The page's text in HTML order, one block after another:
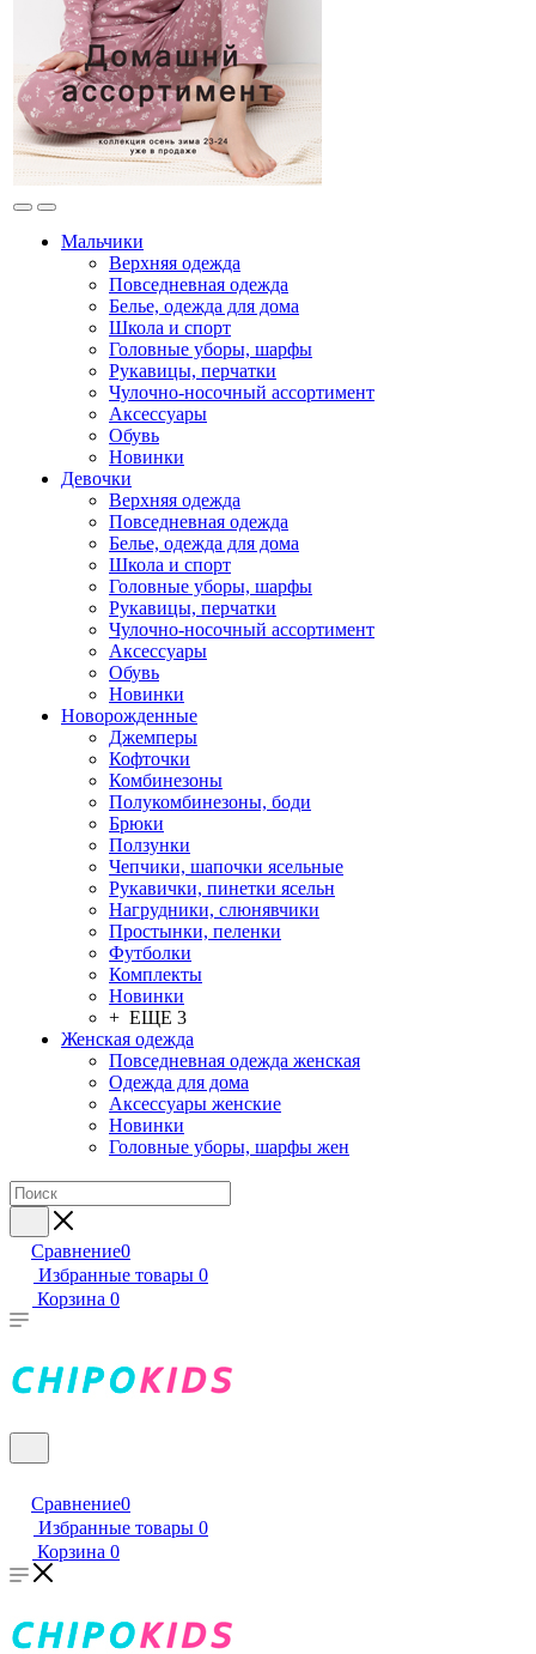
Мальчики
Верхняя одежда
Повседневная одежда
Белье, одежда для дома
Школа и спорт
Головные уборы, шарфы
Рукавицы, перчатки
Чулочно-носочный ассортимент
Аксессуары
Обувь
Новинки
Девочки
Верхняя одежда
Повседневная одежда
Белье, одежда для дома
Школа и спорт
Головные уборы, шарфы
Рукавицы, перчатки
Чулочно-носочный ассортимент
Аксессуары
Обувь
Новинки
Новорожденные
Джемперы
Кофточки
Комбинезоны
Полукомбинезоны, боди
Брюки
Ползунки
Чепчики, шапочки ясельные
Рукавички, пинетки ясельн
Нагрудники, слюнявчики
Простынки, пеленки
Футболки
Комплекты
Новинки
+ ЕЩЕ 3
Женская одежда
Повседневная одежда женская
Одежда для дома
Аксессуары женские
Новинки
Головные уборы, шарфы жен
Сравнение0
Избранные товары 0
Корзина 0
Сравнение0
Избранные товары 0
Корзина 0